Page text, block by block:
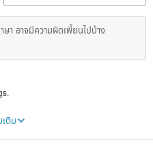
ษา อาจมีความผิดเพี้ยนไปบ้าง
and like to feel and collect their
They all have unique stories. Each
ติม